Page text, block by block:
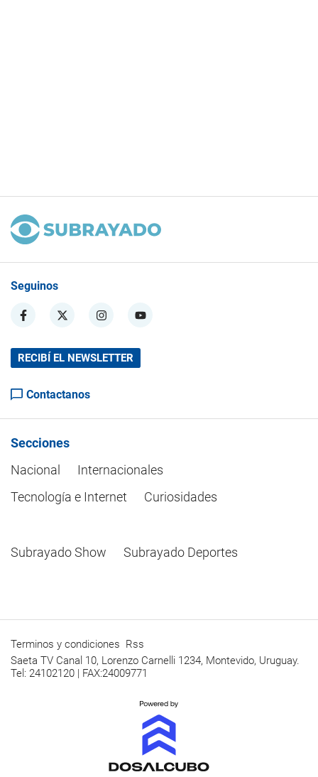
Seguinos
RECIBÍ EL NEWSLETTER
Contactanos
Secciones
Nacional
Internacionales
Tecnología e Internet
Curiosidades
Subrayado Show Subrayado Deportes
Terminos y condiciones Rss
Saeta TV Canal 10, Lorenzo Carnelli 1234, Montevido, Uruguay.
Tel: 24102120 | FAX:24009771